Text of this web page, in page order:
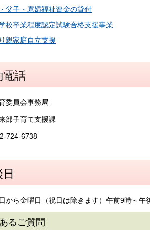
父子・寡婦福祉資金の貸付
校卒業程度認定試験合格支援事業
親家庭自立支援
電話
委員会事務局
部子育て支援課
724-6738
から金曜日（祝日は除きます）午前9時～午
るご質問